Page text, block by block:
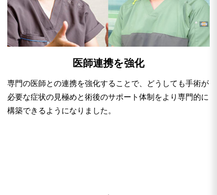
医師連携を強化
専門の医師との連携を強化することで、どうしても手術が
必要な症状の見極めと術後のサポート体制をより専門的に
構築できるようになりました。